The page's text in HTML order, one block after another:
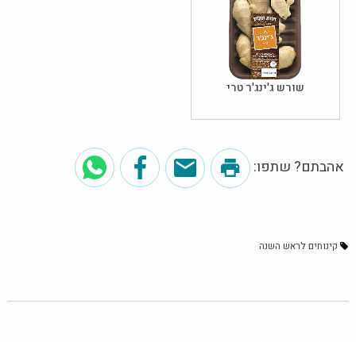
שורש ג'ינג'ר טרי
אהבתם? שתפו:
קינוחים לראש השנה